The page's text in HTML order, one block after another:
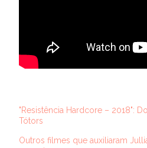
"Resistência Hardcore – 2018":
Tótors
Outros filmes que auxiliaram